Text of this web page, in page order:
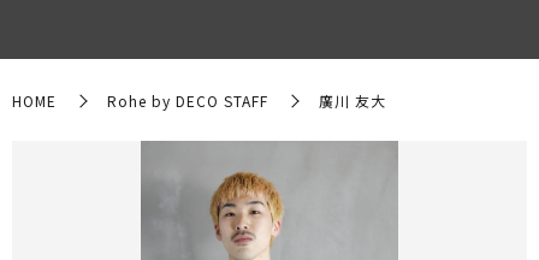
HOME Rohe by DECO STAFF 廣川 友大